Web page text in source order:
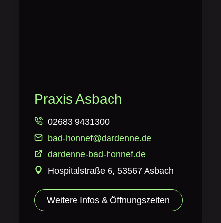
Praxis Asbach
02683 9431300
bad-honnef@dardenne.de
dardenne-bad-honnef.de
Hospitalstraße 6, 53567 Asbach
Weitere Infos & Öffnungszeiten